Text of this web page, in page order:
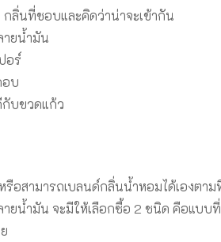
กลิ่นที่ชอบและคิดว่าน่าจะเข้ากัน
ายน้ำมัน
อร์
อบ
บขวดแก้ว
อสามารถเบลนด์กลิ่นน้ำหอมได้เองตา
ายน้ำมัน จะมีให้เลือกซื้อ 2 ชนิด คือแบ